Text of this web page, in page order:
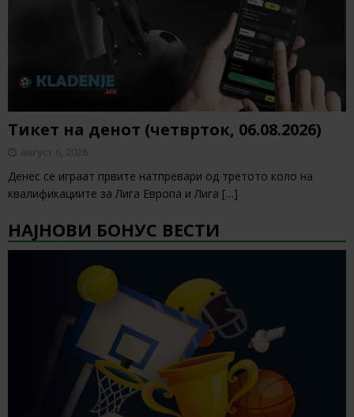
Тикет на денот (четврток, 06.08.2026)
август 6, 2026
Денес се играат првите натпревари од третото коло на
квалификациите за Лига Европа и Лига […]
НАЈНОВИ БОНУС ВЕСТИ